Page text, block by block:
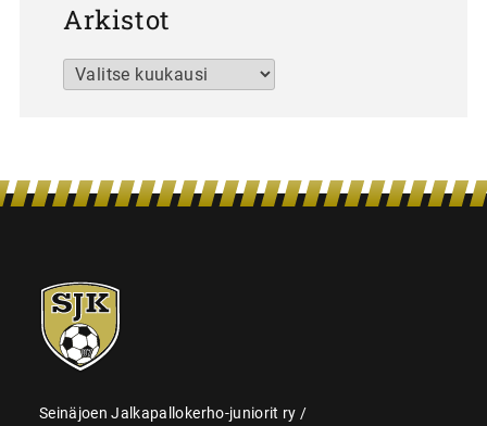
Arkistot
Arkistot
SJK-
juniorit
Seinäjoen Jalkapallokerho-juniorit ry /